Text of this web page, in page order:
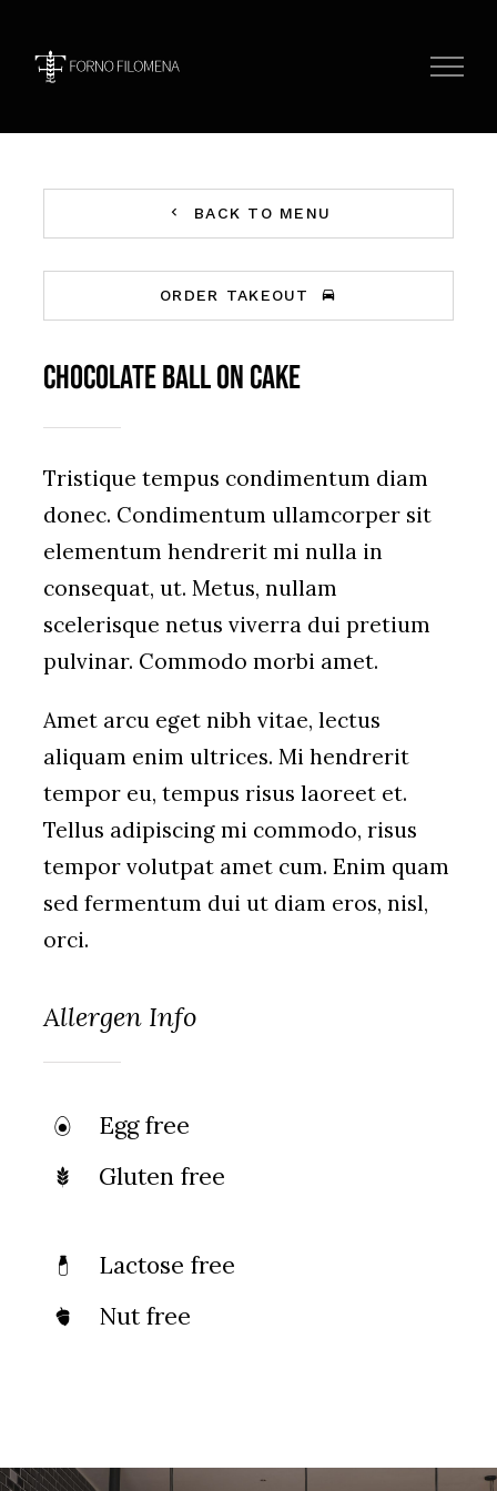
content
BACK TO MENU
ORDER TAKEOUT
Chocolate Ball On Cake
Tristique tempus condimentum diam
donec. Condimentum ullamcorper sit
elementum hendrerit mi nulla in
consequat, ut. Metus, nullam
scelerisque netus viverra dui pretium
pulvinar. Commodo morbi amet.
Amet arcu eget nibh vitae, lectus
aliquam enim ultrices. Mi hendrerit
tempor eu, tempus risus laoreet et.
Tellus adipiscing mi commodo, risus
tempor volutpat amet cum. Enim quam
sed fermentum dui ut diam eros, nisl,
orci.
Allergen Info
Egg free
Gluten free
Lactose free
Nut free